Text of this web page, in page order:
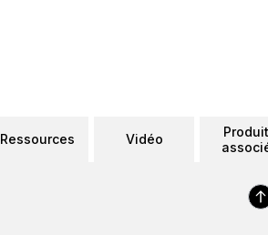
Ressources Vidéo